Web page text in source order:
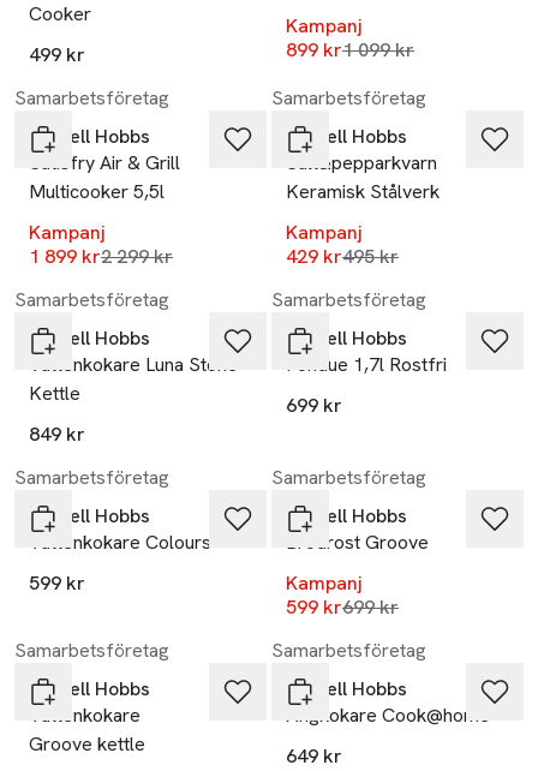
Cooker
499 kr
Kampanj
899 krLägsta pris 30 dagar
1 099 kr
Samarbetsföretag
Russell Hobbs
Satisfry Air & Grill
Multicooker 5,5l
Kampanj
1 899 krLägsta pris 30 dagar
2 299 kr
Samarbetsföretag
Russell Hobbs
Salt&pepparkvarn
Keramisk Stålverk
Kampanj
429 krLägsta pris 30 dagar
495 kr
Samarbetsföretag
Russell Hobbs
Vattenkokare Luna Stone
Kettle
849 kr
Samarbetsföretag
Russell Hobbs
Fondue 1,7l Rostfri
699 kr
Samarbetsföretag
Russell Hobbs
Vattenkokare Colours
599 kr
Samarbetsföretag
Russell Hobbs
Brödrost Groove
Kampanj
599 krLägsta pris 30 dagar
699 kr
Samarbetsföretag
Russell Hobbs
Vattenkokare
Groove kettle
Samarbetsföretag
Russell Hobbs
Ångkokare Cook@home
649 kr